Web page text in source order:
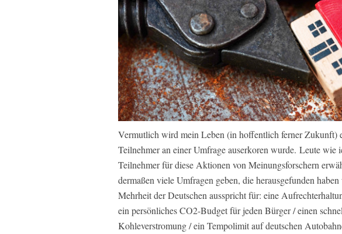
Vermutlich wird mein Leben (in hoffentlich ferner Zukunft)
Teilnehmer an einer Umfrage auserkoren wurde. Leute wie
Teilnehmer für diese Aktionen von Meinungsforschern
dermaßen viele Umfragen geben, die herausgefunden
Mehrheit der Deutschen ausspricht für: eine
ein persönliches CO2-Budget für jeden Bürger / einen
Kohleverstromung / ein Tempolimit auf deutschen